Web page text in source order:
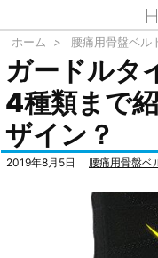
ホーム > 腰痛用骨盤ベル
ガードルタ
4種類まで
ザイン？
2019年8月5日 腰痛用骨盤ベ